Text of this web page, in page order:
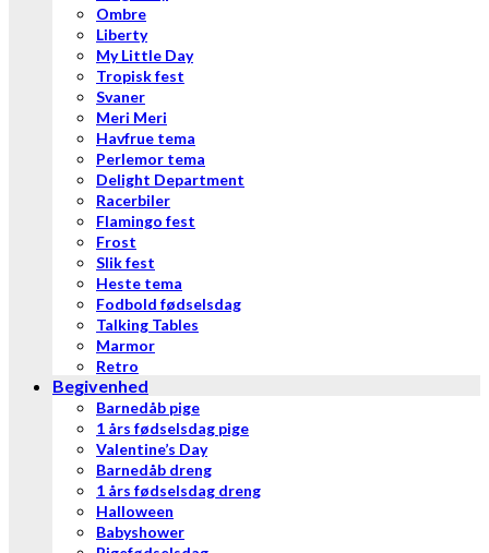
Ombre
Liberty
My Little Day
Tropisk fest
Svaner
Meri Meri
Havfrue tema
Perlemor tema
Delight Department
Racerbiler
Flamingo fest
Frost
Slik fest
Heste tema
Fodbold fødselsdag
Talking Tables
Marmor
Retro
Begivenhed
Barnedåb pige
1 års fødselsdag pige
Valentine’s Day
Barnedåb dreng
1 års fødselsdag dreng
Halloween
Babyshower